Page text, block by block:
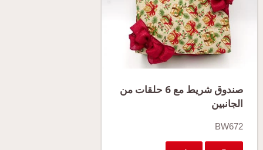
صندوق شريط مع 6 حلقات من
الجانبين
BW672